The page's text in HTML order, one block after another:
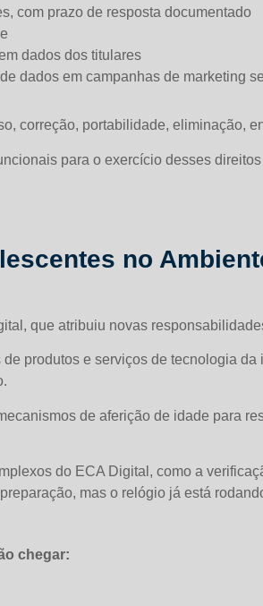
com prazo de resposta documentado
dados dos titulares
dados em campanhas de marketing
correção, portabilidade, eliminação,
para o exercício desses
no
que atribuiu novas
produtos e serviços de tecnologia
de aferição de idade para
do ECA Digital, como a
mas o relógio já está
chegar: